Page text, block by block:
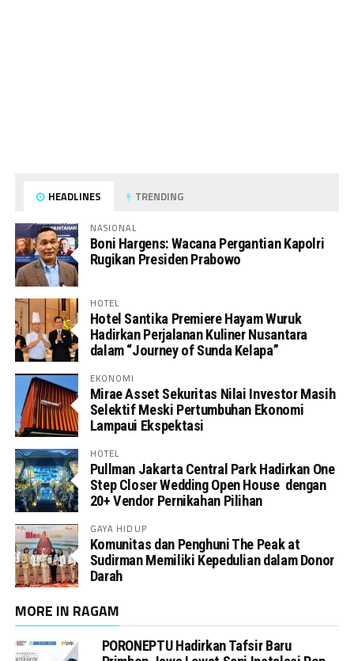
HEADLINES TRENDING
NASIONAL
Boni Hargens: Wacana Pergantian Kapolri
Rugikan Presiden Prabowo
HOTEL
Hotel Santika Premiere Hayam Wuruk
Hadirkan Perjalanan Kuliner Nusantara
dalam “Journey of Sunda Kelapa”
EKONOMI
Mirae Asset Sekuritas Nilai Investor Masih
Selektif Meski Pertumbuhan Ekonomi
Lampaui Ekspektasi
HOTEL
Pullman Jakarta Central Park Hadirkan One
Step Closer Wedding Open House dengan
20+ Vendor Pernikahan Pilihan
GAYA HIDUP
Komunitas dan Penghuni The Peak at
Sudirman Memiliki Kepedulian dalam Donor
Darah
MORE IN RAGAM
PORONEPTU Hadirkan Tafsir Baru